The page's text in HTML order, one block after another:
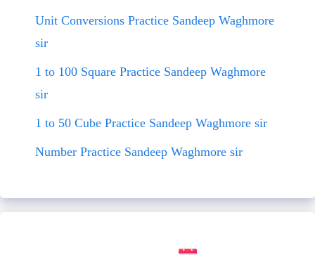
Unit Conversions Practice Sandeep Waghmore
sir
1 to 100 Square Practice Sandeep Waghmore
sir
1 to 50 Cube Practice Sandeep Waghmore sir
Number Practice Sandeep Waghmore sir